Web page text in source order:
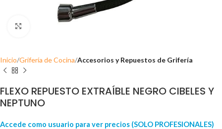
Inicio Grifería de Cocina Accesorios y Repuestos de Grifería
FLEXO REPUESTO EXTRAÍBLE NEGRO CIBELES Y
NEPTUNO
Accede como usuario para ver precios (SOLO PROFESIONALES)